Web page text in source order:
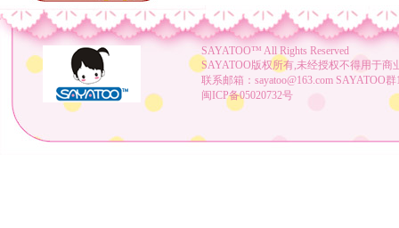
SAYATOO™ All Rights Reserved
SAYATOO版权所有,未经授权不得用于商
联系邮箱：sayatoo@163.com SAYATOO
闽ICP备05020732号